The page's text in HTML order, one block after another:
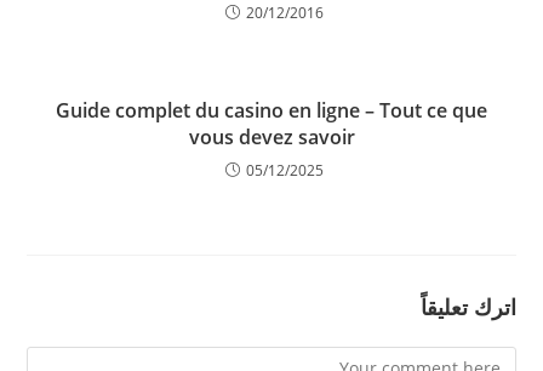
20/12/2016
Guide complet du casino en ligne – Tout ce que
vous devez savoir
05/12/2025
اترك تعليقاً
Comment